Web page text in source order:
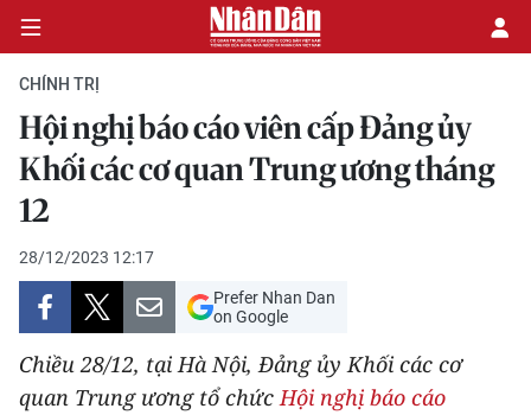
CHÍNH TRỊ
KINH TẾ
VĂN HÓA
XÃ HỘI
PHÁP LUẬT
CHÍNH TRỊ
Hội nghị báo cáo viên cấp Đảng ủy
Khối các cơ quan Trung ương tháng
12
28/12/2023 12:17
Prefer Nhan Dan
on Google
Chiều 28/12, tại Hà Nội, Đảng ủy Khối các cơ
quan Trung ương tổ chứcHội nghị báo cáo